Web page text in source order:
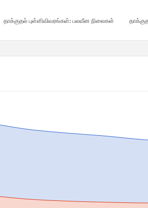
தாக்குதல் புள்ளிவிவரங்கள்: பலவீன நிலைகள்